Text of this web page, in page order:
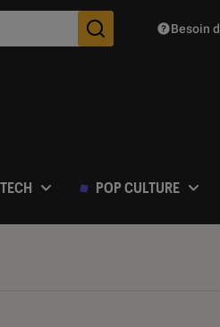
Des
Besoin
TECH POP CULTURE